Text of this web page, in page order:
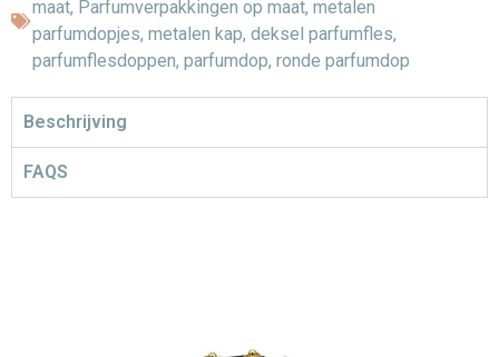
maat, Parfumverpakkingen op maat, metalen
parfumdopjes, metalen kap, deksel parfumfles,
parfumflesdoppen, parfumdop, ronde parfumdop
Beschrijving
FAQS